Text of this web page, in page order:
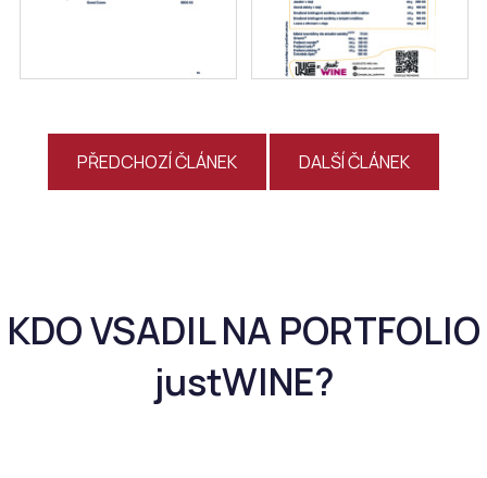
PŘEDCHOZÍ ČLÁNEK DALŠÍ ČLÁNEK